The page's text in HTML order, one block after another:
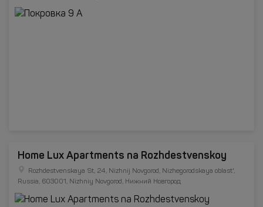
Home Lux Apartments na Rozhdestvenskoy
Rozhdestvenskaya St, 24, Nizhnij Novgorod, Nizhegorodskaya oblast',
Russia, 603001, Nizhniy Novgorod, Нижний Новгород